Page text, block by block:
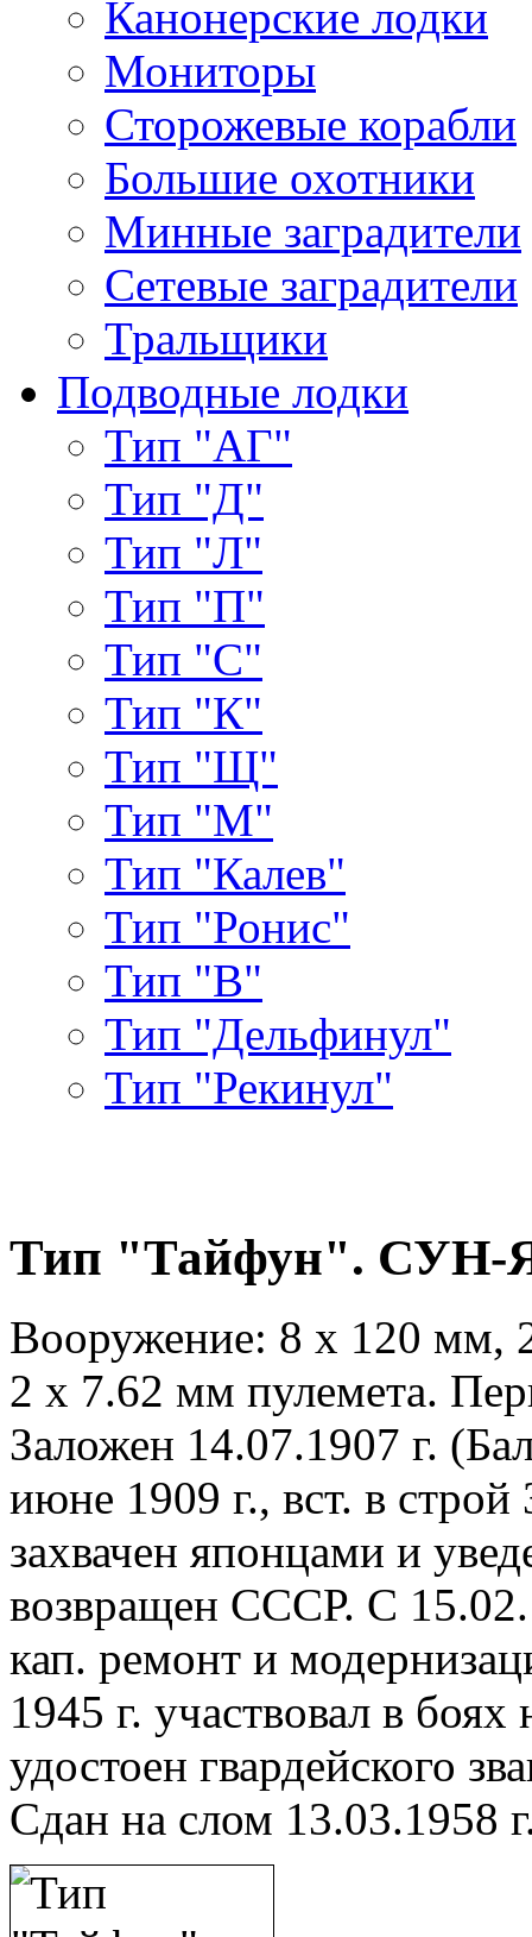
Канонерские лодки
Мониторы
Сторожевые корабли
Большие охотники
Минные заградители
Сетевые заградители
Тральщики
Подводные лодки
Тип "АГ"
Тип "Д"
Тип "Л"
Тип "П"
Тип "С"
Тип "К"
Тип "Щ"
Тип "М"
Тип "Калев"
Тип "Ронис"
Тип "В"
Тип "Дельфинул"
Тип "Рекинул"
Тип "Тайфун".
Вооружение: 8 х 120 мм,
2 х 7.62 мм пулемета.
Заложен 14.07.1907 г.
июне 1909 г., вст. в
захвачен японцами и
возвращен СССР. С
кап. ремонт и
1945 г. участвовал в
удостоен гвардейского
Сдан на слом 13.03.1958